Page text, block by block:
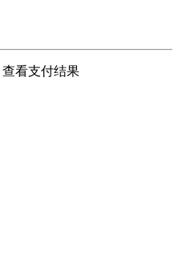
查看支付结果